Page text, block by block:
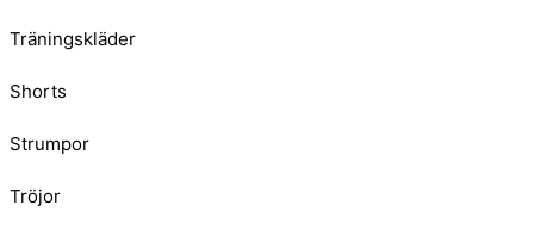
Träningskläder
Shorts
Strumpor
Tröjor